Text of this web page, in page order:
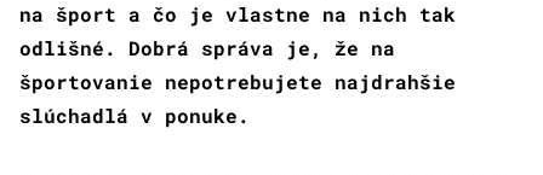
na šport a čo je vlastne na nich tak
odlišné. Dobrá správa je, že na
športovanie nepotrebujete najdrahšie
slúchadlá v ponuke.